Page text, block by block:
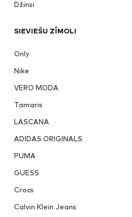
Džinsi
SIEVIEŠU ZĪMOLI
Only
Nike
VERO MODA
Tamaris
LASCANA
ADIDAS ORIGINALS
PUMA
GUESS
Crocs
Calvin Klein Jeans